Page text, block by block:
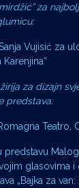
za
Vujisić za
za dizajn
predstava:
predstavu Malog
glasovima i
„Bajka za van: